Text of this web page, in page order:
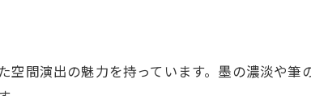
ゃれな書道アートで第一印象を高める
る書道アート選びの極意
間演出の魅力を持っています。墨の濃淡や